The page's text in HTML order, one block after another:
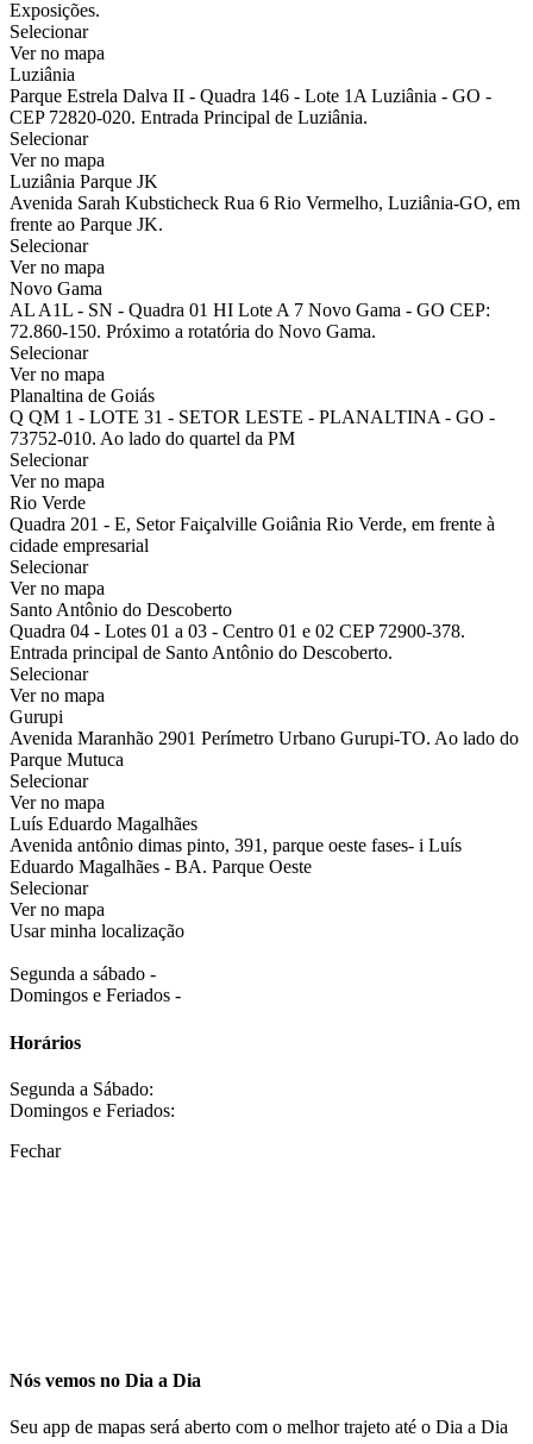
Exposições.
Selecionar
Ver no mapa
Luziânia
Parque Estrela Dalva II - Quadra 146 - Lote 1A Luziânia - GO -
CEP 72820-020. Entrada Principal de Luziânia.
Selecionar
Ver no mapa
Luziânia Parque JK
Avenida Sarah Kubsticheck Rua 6 Rio Vermelho, Luziânia-GO, em
frente ao Parque JK.
Selecionar
Ver no mapa
Novo Gama
AL A1L - SN - Quadra 01 HI Lote A 7 Novo Gama - GO CEP:
72.860-150. Próximo a rotatória do Novo Gama.
Selecionar
Ver no mapa
Planaltina de Goiás
Q QM 1 - LOTE 31 - SETOR LESTE - PLANALTINA - GO -
73752-010. Ao lado do quartel da PM
Selecionar
Ver no mapa
Rio Verde
Quadra 201 - E, Setor Faiçalville Goiânia Rio Verde, em frente à
cidade empresarial
Selecionar
Ver no mapa
Santo Antônio do Descoberto
Quadra 04 - Lotes 01 a 03 - Centro 01 e 02 CEP 72900-378.
Entrada principal de Santo Antônio do Descoberto.
Selecionar
Ver no mapa
Gurupi
Avenida Maranhão 2901 Perímetro Urbano Gurupi-TO. Ao lado do
Parque Mutuca
Selecionar
Ver no mapa
Luís Eduardo Magalhães
Avenida antônio dimas pinto, 391, parque oeste fases- i Luís
Eduardo Magalhães - BA. Parque Oeste
Selecionar
Ver no mapa
Usar minha localização
Segunda a sábado -
Domingos e Feriados -
Horários
Segunda a Sábado:
Domingos e Feriados:
Fechar
Nós vemos no Dia a Dia
Seu app de mapas será aberto com o melhor trajeto até o Dia a Dia